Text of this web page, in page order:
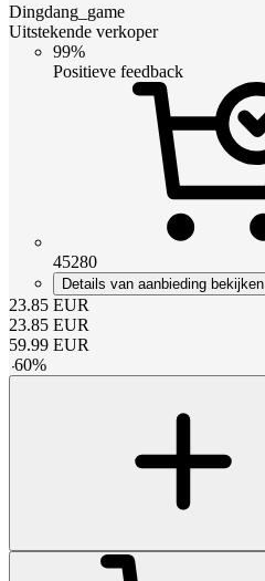
Dingdang_game
Uitstekende verkoper
99%
Positieve feedback
45280
Details van aanbieding bekijken
23.85 EUR
23.85 EUR
59.99 EUR
-60%